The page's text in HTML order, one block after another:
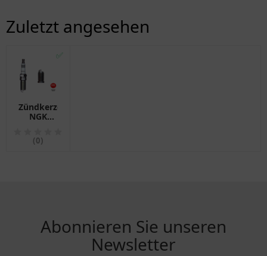
Zuletzt angesehen
✅
Zündkerze
NGK
11 für
Motorräder
(0)
Abonnieren Sie unseren
Newsletter